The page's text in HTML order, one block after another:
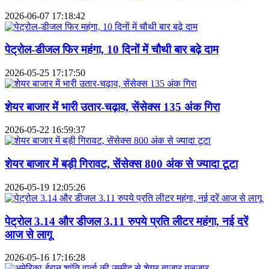
2026-06-07 17:18:42
पेट्रोल-डीजल फिर महंगा, 10 दिनों में चौथी बार बढ़े दाम
2026-05-25 17:17:50
शेयर बाजार में भारी उतार-चढ़ाव, सेंसेक्स 135 अंक गिरा
2026-05-22 16:59:37
शेयर बाजार में बड़ी गिरावट, सेंसेक्स 800 अंक से ज्यादा टूटा
2026-05-19 12:05:26
पेट्रोल 3.14 और डीजल 3.11 रुपये प्रति लीटर महंगा, नई दरें
आज से लागू
2026-05-16 17:16:28